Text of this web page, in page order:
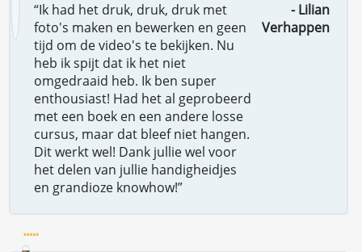
“Ik had het druk, druk, druk met
foto's maken en bewerken en geen
tijd om de video's te bekijken. Nu
heb ik spijt dat ik het niet
omgedraaid heb. Ik ben super
enthousiast! Had het al geprobeerd
met een boek en een andere losse
cursus, maar dat bleef niet hangen.
Dit werkt wel! Dank jullie wel voor
het delen van jullie handigheidjes
en grandioze knowhow!”
- Lilian
Verhappen